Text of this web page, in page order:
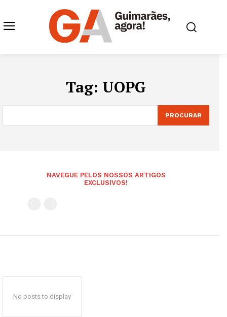
Tag: UOPG
PROCURAR
NAVEGUE PELOS NOSSOS ARTIGOS
EXCLUSIVOS!
No posts to display